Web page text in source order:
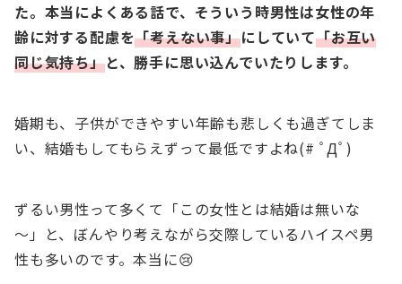
た。本当によくある話で、そういう時男性は女性の年
齢に対する配慮を「考えない事」にしていて「お互い
同じ気持ち」と、勝手に思い込んでいたりします。
婚期も、子供ができやすい年齢も悲しくも過ぎてしま
い、結婚もしてもらえずって最低ですよね(# ﾟДﾟ)
ずるい男性って多くて「この女性とは結婚は無いな
～」と、ぼんやり考えながら交際しているハイスペ男
性も多いのです。本当に😢